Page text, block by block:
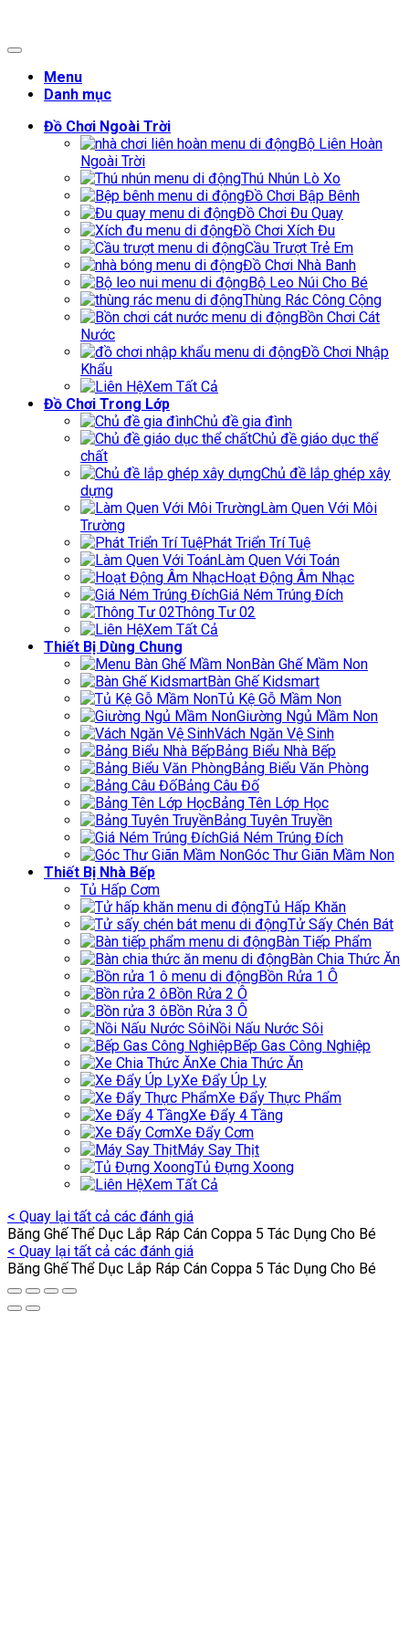
Menu
Danh mục
Đồ Chơi Ngoài Trời
Bộ Liên Hoàn
Ngoài Trời
Thú Nhún Lò Xo
Đồ Chơi Bập Bênh
Đồ Chơi Đu Quay
Đồ Chơi Xích Đu
Cầu Trượt Trẻ Em
Đồ Chơi Nhà Banh
Bộ Leo Núi Cho Bé
Thùng Rác Công Cộng
Bồn Chơi Cát
Nước
Đồ Chơi Nhập
Khẩu
Xem Tất Cả
Đồ Chơi Trong Lớp
Chủ đề gia đình
Chủ đề giáo dục thể
chất
Chủ đề lắp ghép xây
dựng
Làm Quen Với Môi
Trường
Phát Triển Trí Tuệ
Làm Quen Với Toán
Hoạt Động Âm Nhạc
Giá Ném Trúng Đích
Thông Tư 02
Xem Tất Cả
Thiết Bị Dùng Chung
Bàn Ghế Mầm Non
Bàn Ghế Kidsmart
Tủ Kệ Gỗ Mầm Non
Giường Ngủ Mầm Non
Vách Ngăn Vệ Sinh
Bảng Biểu Nhà Bếp
Bảng Biểu Văn Phòng
Bảng Câu Đố
Bảng Tên Lớp Học
Bảng Tuyên Truyền
Giá Ném Trúng Đích
Góc Thư Giãn Mầm Non
Thiết Bị Nhà Bếp
Tủ Hấp Cơm
Tủ Hấp Khăn
Tử Sấy Chén Bát
Bàn Tiếp Phẩm
Bàn Chia Thức Ăn
Bồn Rửa 1 Ô
Bồn Rửa 2 Ô
Bồn Rửa 3 Ô
Nồi Nấu Nước Sôi
Bếp Gas Công Nghiệp
Xe Chia Thức Ăn
Xe Đẩy Úp Ly
Xe Đẩy Thực Phẩm
Xe Đẩy 4 Tầng
Xe Đẩy Cơm
Máy Say Thịt
Tủ Đựng Xoong
Xem Tất Cả
< Quay lại tất cả các đánh giá
Băng Ghế Thể Dục Lắp Ráp Cán Coppa 5 Tác Dụng Cho Bé
< Quay lại tất cả các đánh giá
Băng Ghế Thể Dục Lắp Ráp Cán Coppa 5 Tác Dụng Cho Bé